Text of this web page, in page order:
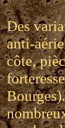
Des
anti-
côte,